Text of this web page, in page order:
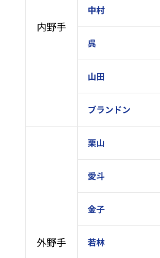
内野手
中村
呉
山田
ブランドン
外野手
栗山
愛斗
金子
若林